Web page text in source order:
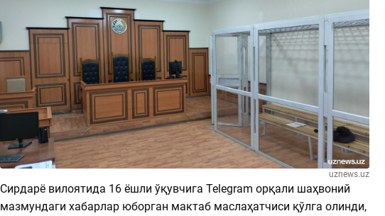
uznews.uz
Сирдарё вилоятида 16 ёшли ўқувчига Telegram орқали шаҳвоний
мазмундаги хабарлар юборган мактаб маслаҳатчиси қўлга олинди,